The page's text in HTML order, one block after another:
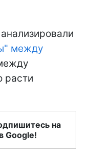
между
расти
на
Google!